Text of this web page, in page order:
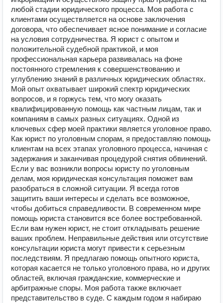
любой стадии юридического процесса. Моя работа с
клиентами осуществляется на основе заключения
договора, что обеспечивает ясное понимание и согласие
на условия сотрудничества. Я юрист с опытом и
положительной судебной практикой, и моя
профессиональная карьера развивалась на фоне
постоянного стремления к совершенствованию и
углублению знаний в различных юридических областях.
Мой опыт охватывает широкий спектр юридических
вопросов, и я горжусь тем, что могу оказать
квалифицированную помощь как частным лицам, так и
компаниям в самых разных ситуациях. Одной из
ключевых сфер моей практики является уголовное право.
Как юрист по уголовным спорам, я предоставляю помощь
клиентам на всех этапах уголовного процесса, начиная с
задержания и заканчивая процедурой снятия обвинений.
Если у вас возникли вопросы юристу по уголовным
делам, моя юридическая консультация поможет вам
разобраться в сложной ситуации. Я всегда готов
защитить ваши интересы и сделать все возможное,
чтобы добиться справедливости. В современном мире
помощь юриста становится все более востребованной.
Если вам нужен юрист, не стоит откладывать решение
ваших проблем. Неправильные действия или отсутствие
консультации юриста могут привести к серьезным
последствиям. Я предлагаю помощь опытного юриста,
которая касается не только уголовного права, но и других
областей, включая гражданские, коммерческие и
арбитражные споры. Моя работа также включает
представительство в суде. С каждым годом я набираю